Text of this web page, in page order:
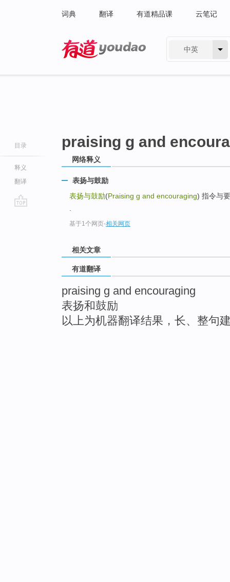
词典 翻译 有道精品课 云笔记
中英
目录
释义
翻译
praising g and
网络释义
表扬与鼓励
表扬与鼓励(Praising g and encouraging) 指令与
基于1个网页-相关网页
相关文章
有道翻译
praising g and encouraging
表扬和鼓励
以上为机器翻译结果，长、整句